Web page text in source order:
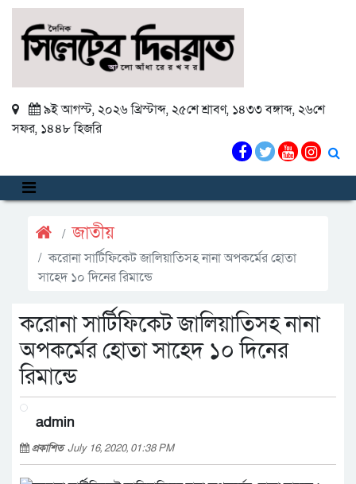
৯ই আগস্ট, ২০২৬ খ্রিস্টাব্দ, ২৫শে শ্রাবণ, ১৪৩৩ বঙ্গাব্দ, ২৬শে
সফর, ১৪৪৮ হিজরি
জাতীয়
করোনা সার্টিফিকেট জালিয়াতিসহ নানা অপকর্মের হোতা
সাহেদ ১০ দিনের রিমান্ডে
করোনা সার্টিফিকেট জালিয়াতিসহ নানা
অপকর্মের হোতা সাহেদ ১০ দিনের
রিমান্ডে
admin
প্রকাশিতJuly 16, 2020, 01:38 PM